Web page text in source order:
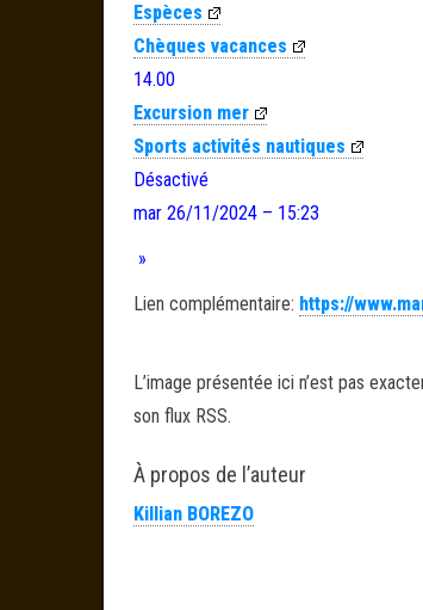
Espèces
Chèques vacances
14.00
Excursion mer
Sports activités nautiques
Désactivé
mar 26/11/2024 – 15:23
»
Lien complémentaire: https://
L’image présentée ici n’est pas
son flux RSS.
À propos de l’auteur
Killian BOREZO